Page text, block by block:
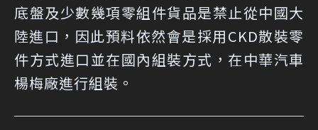
底盤及少數幾項零組件貨品是禁止從中國大
陸進口，因此預料依然會是採用CKD散裝零
件方式進口並在國內組裝方式，在中華汽車
楊梅廠進行組裝。